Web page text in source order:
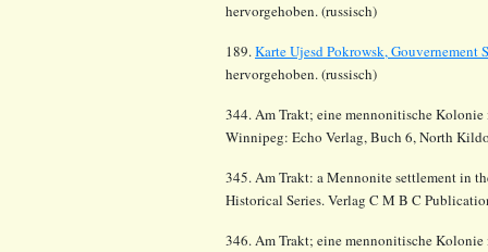
hervorgehoben. (russisch)
189.Karte Ujesd Pokrowsk,
hervorgehoben. (russisch)
344. Am Trakt; eine mennonitische
Winnipeg: Echo Verlag, Buch 6, North
345. Am Trakt: a Mennonite settlement in
Historical Series. Verlag C M B C
346. Am Trakt; eine mennonitische